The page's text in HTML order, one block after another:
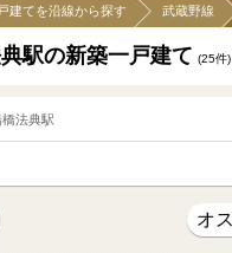
建てを沿線から探す 武蔵野線
駅の新築一戸建て (25件)
法典駅